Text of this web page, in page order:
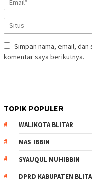
Simpan nama, email,
komentar saya berikutnya.
TOPIK POPULER
WALIKOTA BLITAR
MAS IBBIN
SYAUQUL MUHIBBIN
DPRD KABUPATEN